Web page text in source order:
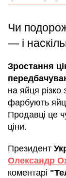
Чи
— і
Зростання
на яйця різко
фарбують
Продавці це
ціни.
Президент
Олександр
коментарі